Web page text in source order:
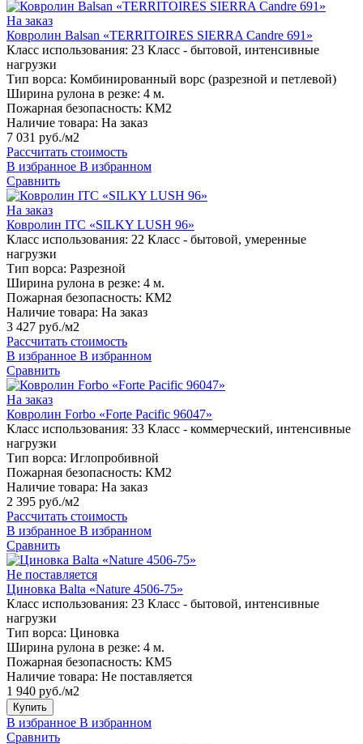
На заказ
Ковролин Balsan «TERRITOIRES SIERRA Candre 691»
Класс использования: 23 Класс - бытовой, интенсивные
нагрузки
Тип ворса: Комбинированный ворс (разрезной и петлевой)
Ширина рулона в резке: 4 м.
Пожарная безопасность: КМ2
Наличие товара: На заказ
7 031 руб./м2
Рассчитать стоимость
В избранное В избранном
Сравнить
На заказ
Ковролин ITC «SILKY LUSH 96»
Класс использования: 22 Класс - бытовой, умеренные
нагрузки
Тип ворса: Разрезной
Ширина рулона в резке: 4 м.
Пожарная безопасность: КМ2
Наличие товара: На заказ
3 427 руб./м2
Рассчитать стоимость
В избранное В избранном
Сравнить
На заказ
Ковролин Forbo «Forte Pacific 96047»
Класс использования: 33 Класс - коммерческий, интенсивные
нагрузки
Тип ворса: Иглопробивной
Пожарная безопасность: КМ2
Наличие товара: На заказ
2 395 руб./м2
Рассчитать стоимость
В избранное В избранном
Сравнить
Не поставляется
Циновка Balta «Nature 4506-75»
Класс использования: 23 Класс - бытовой, интенсивные
нагрузки
Тип ворса: Циновка
Ширина рулона в резке: 4 м.
Пожарная безопасность: КМ5
Наличие товара: Не поставляется
1 940 руб./м2
Купить
В избранное В избранном
Сравнить